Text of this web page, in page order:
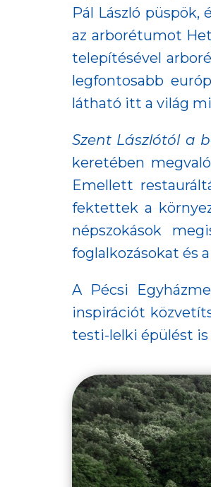
Pál László püspök,
az arborétumot
telepítésével
legfontosabb
látható itt a világ
Szent Lászlótól a
keretében
Emellett
fektettek a
népszokások
foglalkozásokat és
A Pécsi
inspirációt
testi-lelki épülést is